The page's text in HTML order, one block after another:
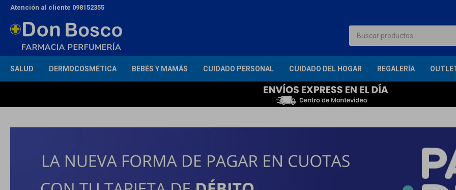
SALUD DERMOCOSMÉTICA BEBÉS Y MAMÁS CUIDADO PERSONAL CUIDADO DEL HOGAR REGALERÍA
Atención al cliente 098152355